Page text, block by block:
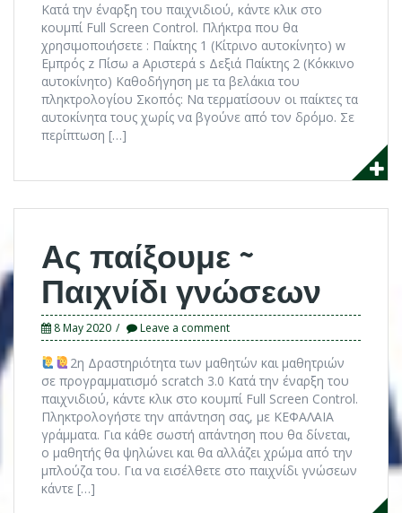
Κατά την έναρξη του παιχνιδιού, κάντε κλικ στο
κουμπί Full Screen Control. Πλήκτρα που θα
χρησιμοποιήσετε : Παίκτης 1 (Κίτρινο αυτοκίνητο) w
Εμπρός z Πίσω a Αριστερά s Δεξιά Παίκτης 2 (Κόκκινο
αυτοκίνητο) Καθοδήγηση με τα βελάκια του
πληκτρολογίου Σκοπός: Να τερματίσουν οι παίκτες τα
αυτοκίνητα τους χωρίς να βγούνε από τον δρόμο. Σε
περίπτωση […]
Ας παίξουμε ~
Παιχνίδι γνώσεων
8 May 2020 Leave a comment
2η Δραστηριότητα των μαθητών και μαθητριών
σε προγραμματισμό scratch 3.0 Κατά την έναρξη του
παιχνιδιού, κάντε κλικ στο κουμπί Full Screen Control.
Πληκτρολογήστε την απάντηση σας, με ΚΕΦΑΛΑΙΑ
γράμματα. Για κάθε σωστή απάντηση που θα δίνεται,
ο μαθητής θα ψηλώνει και θα αλλάζει χρώμα από την
μπλούζα του. Για να εισέλθετε στο παιχνίδι γνώσεων
κάντε […]